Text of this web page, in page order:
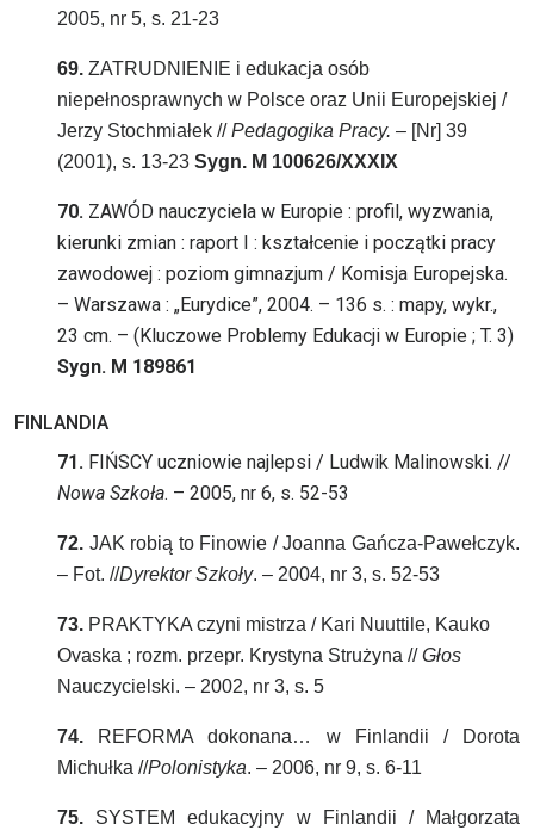
2005, nr 5, s. 21-23
69. ZATRUDNIENIE i edukacja osób
niepełnosprawnych w Polsce oraz Unii Europejskiej /
Jerzy Stochmiałek //Pedagogika Pracy. – [Nr] 39
(2001), s. 13-23 Sygn. M 100626/XXXIX
70. ZAWÓD nauczyciela w Europie : profil, wyzwania,
kierunki zmian : raport I : kształcenie i początki pracy
zawodowej : poziom gimnazjum / Komisja Europejska.
– Warszawa : „Eurydice”, 2004. – 136 s. : mapy, wykr.,
23 cm. – (Kluczowe Problemy Edukacji w Europie ; T. 3)
Sygn. M 189861
FINLANDIA
71. FIŃSCY uczniowie najlepsi / Ludwik Malinowski. //
Nowa Szkoła. – 2005, nr 6, s. 52-53
72. JAK robią to Finowie / Joanna Gańcza-Pawełczyk.
– Fot. //Dyrektor Szkoły. – 2004, nr 3, s. 52-53
73. PRAKTYKA czyni mistrza / Kari Nuuttile, Kauko
Ovaska ; rozm. przepr. Krystyna Strużyna //Głos
Nauczycielski. – 2002, nr 3, s. 5
74.
REFORMA dokonana… w Finlandii / Dorota
Michułka //Polonistyka. – 2006, nr 9, s. 6-11
75. SYSTEM edukacyjny w Finlandii / Małgorzata